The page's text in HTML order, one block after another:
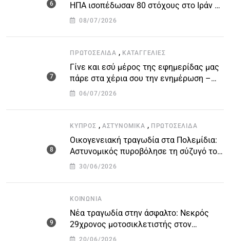
ΗΠΑ ισοπέδωσαν 80 στόχους στο Ιράν –
Μπαράζ επιθέσεων σε αμερικανικές
08/07/2026
ΠΡΩΤΟΣΈΛΙΔΑ , ΚΑΤΑΓΓΕΛΙΕΣ
Γίνε και εσύ μέρος της εφημερίδας μας
πάρε στα χέρια σου την ενημέρωση –
στείλε το δικό σου άρθρο την δική σου
06/07/2026
ΚΎΠΡΟΣ , ΑΣΤΥΝΟΜΙΚΆ , ΠΡΩΤΟΣΈΛΙΔΑ
Οικογενειακή τραγωδία στα Πολεμίδια:
Αστυνομικός πυροβόλησε τη σύζυγό του
και αυτοκτόνησε
30/06/2026
ΚΟΙΝΩΝΊΑ
Νέα τραγωδία στην άσφαλτο: Νεκρός
29χρονος μοτοσικλετιστής στον
αυτοκινητόδρομο Πάφου – Λεμεσού